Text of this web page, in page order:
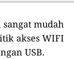
mudah
akses WIFI
USB.